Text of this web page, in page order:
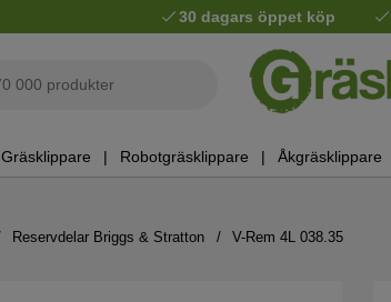
30 dagars öppet köp
Gräsklippare Robotgräsklippare Åkgräsklippare
Reservdelar Briggs & Stratton V-Rem 4L 038.35